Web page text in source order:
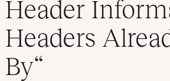
Header
Headers
By“